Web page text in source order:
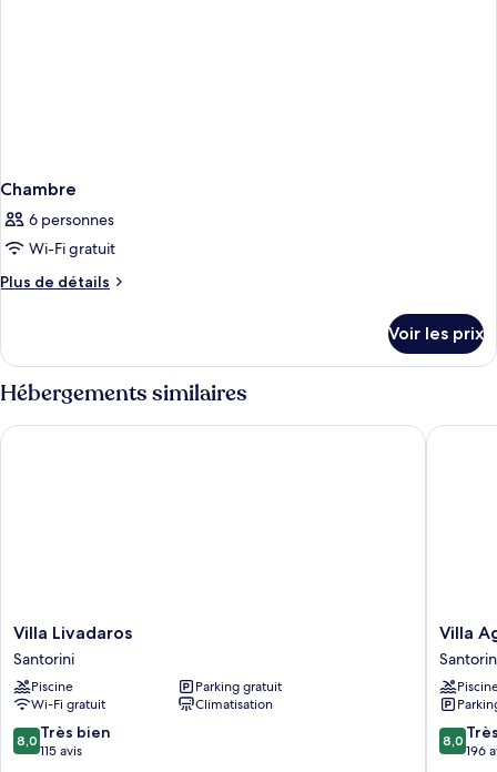
Chambre
6 personnes
Wi-Fi gratuit
Plus de détails
Plus
le
type
de
chambre
Chambre
Voir les prix
Hébergements similaires
Villa
Livadaros
Santorini
Villa Livadaros
Santorini
Piscine
Parking gratuit
Wi-Fi gratuit
Climatisation
8.0
sur
8,0 Très bien
115 avis
Villa Livadaros
Villa
Agas
Villa
8.0
sur
8,0
196
Villa